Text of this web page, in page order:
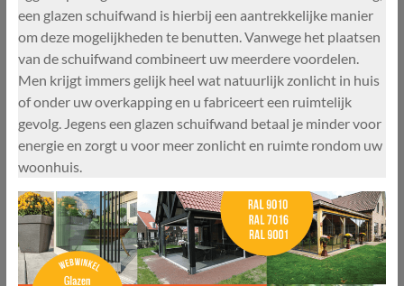
een glazen schuifwand is hierbij een aantrekkelijke manier
om deze mogelijkheden te benutten. Vanwege het plaatsen
van de schuifwand combineert uw meerdere voordelen.
Men krijgt immers gelijk heel wat natuurlijk zonlicht in huis
of onder uw overkapping en u fabriceert een ruimtelijk
gevolg. Jegens een glazen schuifwand betaal je minder voor
energie en zorgt u voor meer zonlicht en ruimte rondom uw
woonhuis.